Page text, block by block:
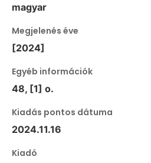
magyar
Megjelenés éve
[2024]
Egyéb információk
48, [1] o.
Kiadás pontos dátuma
2024.11.16
Kiadó